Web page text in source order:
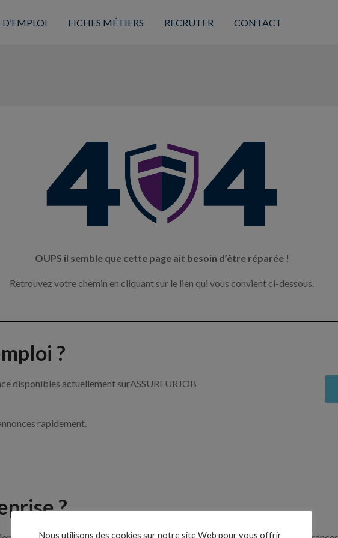
D’EMPLOI FICHES MÉTIERS RECRUTER CONTACT
OUPS il semble que cette page ait besoin d’être réparée !
Retrouvez votre chemin en cliquant sur le lien qui vous convient ci-dessous.
?
disponibles actuellement surASSUREURJOB
rapidement.
?
Nous utilisons des cookies sur notre site Web pour vous offrir